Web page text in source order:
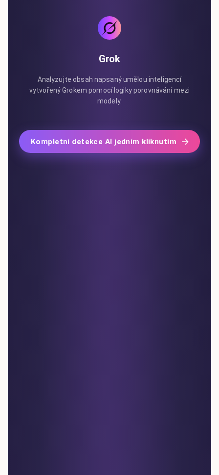
Grok
Analyzujte obsah napsaný umělou inteligencí
vytvořený Grokem pomocí logiky porovnávání mezi
modely.
Kompletní detekce AI jedním kliknutím